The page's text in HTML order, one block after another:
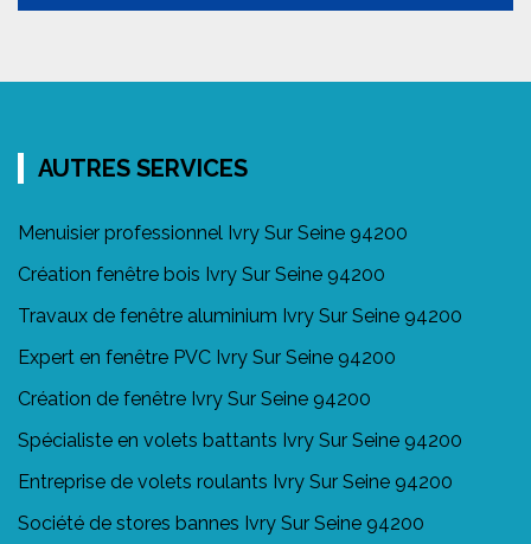
AUTRES SERVICES
Menuisier professionnel Ivry Sur Seine 94200
Création fenêtre bois Ivry Sur Seine 94200
Travaux de fenêtre aluminium Ivry Sur Seine 94200
Expert en fenêtre PVC Ivry Sur Seine 94200
Création de fenêtre Ivry Sur Seine 94200
Spécialiste en volets battants Ivry Sur Seine 94200
Entreprise de volets roulants Ivry Sur Seine 94200
Société de stores bannes Ivry Sur Seine 94200